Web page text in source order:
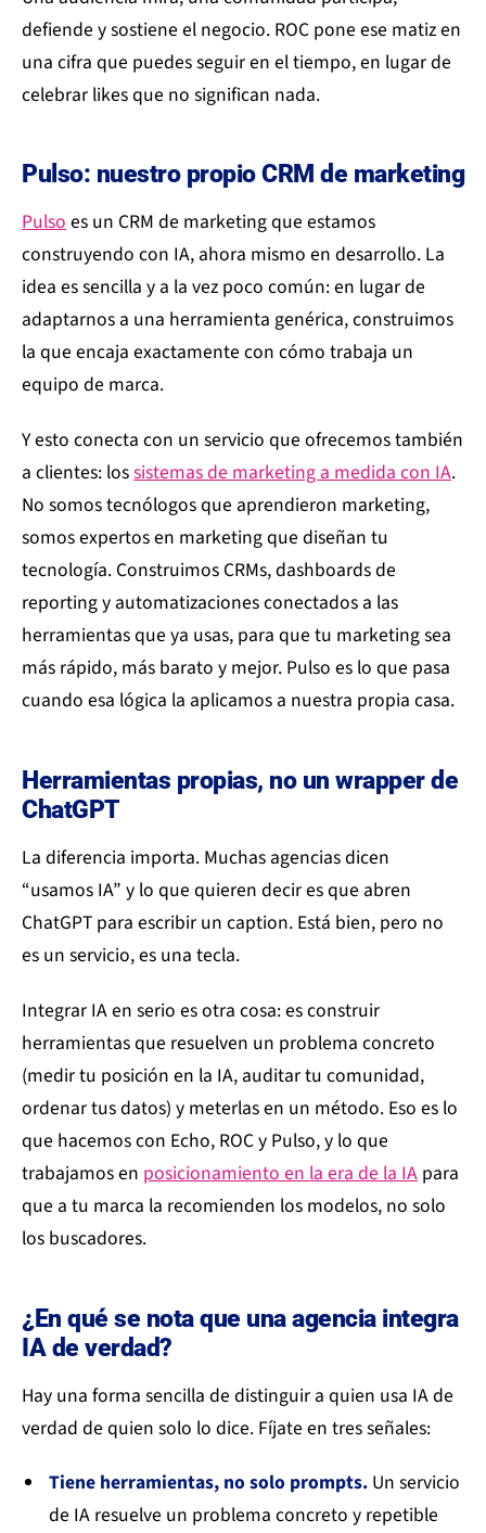
defiende y sostiene el negocio. ROC pone ese matiz en
una cifra que puedes seguir en el tiempo, en lugar de
celebrar likes que no significan nada.
Pulso: nuestro propio CRM de marketing
Pulsoes un CRM de marketing que estamos
construyendo con IA, ahora mismo en desarrollo. La
idea es sencilla y a la vez poco común: en lugar de
adaptarnos a una herramienta genérica, construimos
la que encaja exactamente con cómo trabaja un
equipo de marca.
Y esto conecta con un servicio que ofrecemos también
a clientes: lossistemas de marketing a medida con IA.
No somos tecnólogos que aprendieron marketing,
somos expertos en marketing que diseñan tu
tecnología. Construimos CRMs, dashboards de
reporting y automatizaciones conectados a las
herramientas que ya usas, para que tu marketing sea
más rápido, más barato y mejor. Pulso es lo que pasa
cuando esa lógica la aplicamos a nuestra propia casa.
Herramientas propias, no un wrapper de
ChatGPT
La diferencia importa. Muchas agencias dicen
“usamos IA” y lo que quieren decir es que abren
ChatGPT para escribir un caption. Está bien, pero no
es un servicio, es una tecla.
Integrar IA en serio es otra cosa: es construir
herramientas que resuelven un problema concreto
(medir tu posición en la IA, auditar tu comunidad,
ordenar tus datos) y meterlas en un método. Eso es lo
que hacemos con Echo, ROC y Pulso, y lo que
trabajamos en posicionamiento en la era de la IA para
que a tu marca la recomienden los modelos, no solo
los buscadores.
¿En qué se nota que una agencia integra
IA de verdad?
Hay una forma sencilla de distinguir a quien usa IA de
verdad de quien solo lo dice. Fíjate en tres señales:
Tiene herramientas, no solo prompts.Un servicio
de IA resuelve un problema concreto y repetible